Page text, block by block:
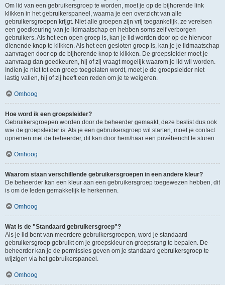
Om lid van een gebruikersgroep te worden, moet je op de bijhorende link
klikken in het gebruikerspaneel, waarna je een overzicht van alle
gebruikersgroepen krijgt. Niet alle groepen zijn vrij toegankelijk, ze vereisen
een goedkeuring van je lidmaatschap en hebben soms zelf verborgen
gebruikers. Als het een open groep is, kan je lid worden door op de hiervoor
dienende knop te klikken. Als het een gesloten groep is, kan je je lidmaatschap
aanvragen door op de bijhorende knop te klikken. De groepsleider moet je
aanvraag dan goedkeuren, hij of zij vraagt mogelijk waarom je lid wil worden.
Indien je niet tot een groep toegelaten wordt, moet je de groepsleider niet
lastig vallen, hij of zij heeft een reden om je te weigeren.
Omhoog
Hoe word ik een groepsleider?
Gebruikersgroepen worden door de beheerder gemaakt, deze beslist dus ook
wie de groepsleider is. Als je een gebruikersgroep wil starten, moet je contact
opnemen met de beheerder, dit kan door hem/haar een privébericht te sturen.
Omhoog
Waarom staan verschillende gebruikersgroepen in een andere kleur?
De beheerder kan een kleur aan een gebruikersgroep toegewezen hebben, dit
is om de leden gemakkelijk te herkennen.
Omhoog
Wat is de "Standaard gebruikersgroep"?
Als je lid bent van meerdere gebruikersgroepen, word je standaard
gebruikersgroep gebruikt om je groepskleur en groepsrang te bepalen. De
beheerder kan je de permissies geven om je standaard gebruikersgroep te
wijzigen via het gebruikerspaneel.
Omhoog